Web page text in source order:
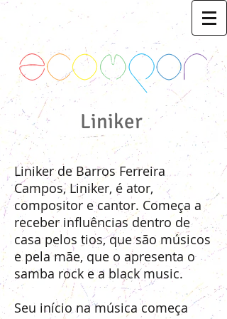
Liniker
Liniker de Barros Ferreira
Campos, Liniker, é ator,
compositor e cantor. Começa a
receber influências dentro de
casa pelos tios, que são músicos
e pela mãe, que o apresenta o
samba rock e a black music.
Seu início na música começa